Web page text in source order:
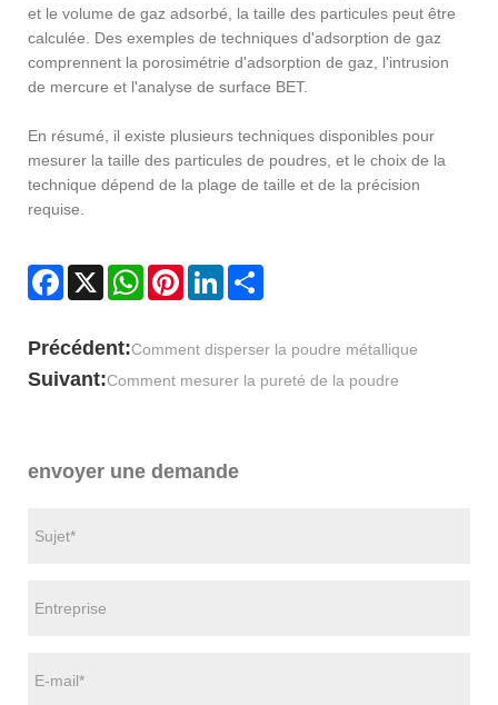
et le volume de gaz adsorbé, la taille des particules peut être
calculée. Des exemples de techniques d'adsorption de gaz
comprennent la porosimétrie d'adsorption de gaz, l'intrusion
de mercure et l'analyse de surface BET.
En résumé, il existe plusieurs techniques disponibles pour
mesurer la taille des particules de poudres, et le choix de la
technique dépend de la plage de taille et de la précision
requise.
Facebook
X WhatsAppPinterestLinkedIn
Précédent:Comment disperser la poudre métallique
Suivant:Comment mesurer la pureté de la poudre
envoyer une demande